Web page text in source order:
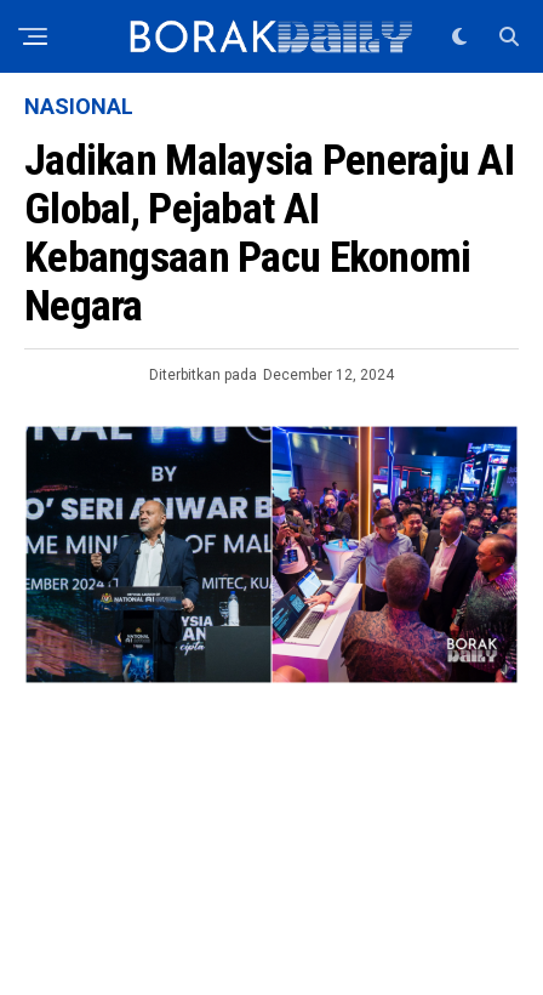
NASIONAL
Jadikan Malaysia Peneraju AI
Global, Pejabat AI
Kebangsaan Pacu Ekonomi
Negara
Diterbitkan pada December 12, 2024